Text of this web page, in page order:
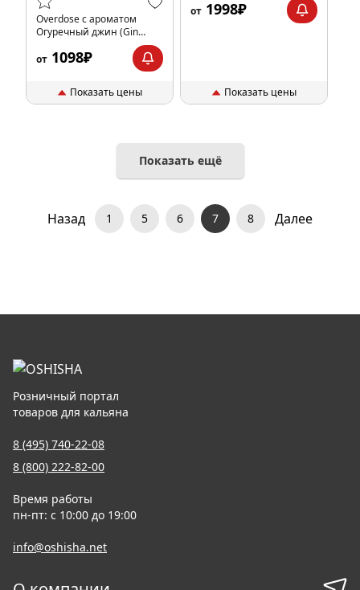
Overdose с ароматом
Огуречный джин (Gin
от 1098₽
Показать цены
от 1998₽
Показать цены
Показать ещё
Назад 1 5 6 7 8 Далее
Розничный портал
товаров для кальяна
8 (495) 740-22-08
8 (800) 222-82-00
Время работы
пн-пт: с 10:00 до 19:00
info@oshisha.net